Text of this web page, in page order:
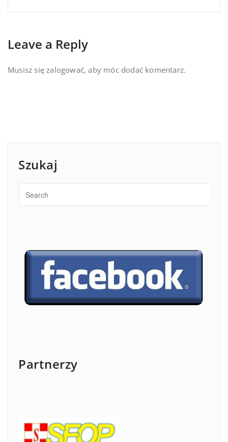
Leave a Reply
Musisz sięzalogować, aby móc dodać komentarz.
Szukaj
Partnerzy